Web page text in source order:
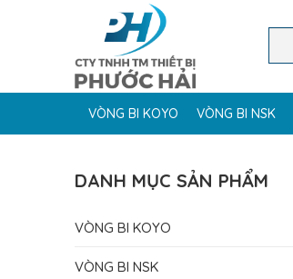
VÒNG BI KOYO VÒNG BI NSK
DANH MỤC SẢN PHẨM
VÒNG BI KOYO
VÒNG BI NSK